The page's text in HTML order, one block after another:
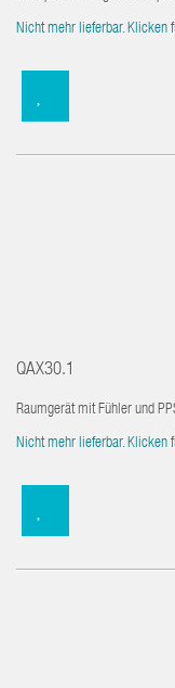
Nicht mehr lieferbar. Klicken
QAX30.1
Raumgerät mit Fühler und
Nicht mehr lieferbar. Klicken